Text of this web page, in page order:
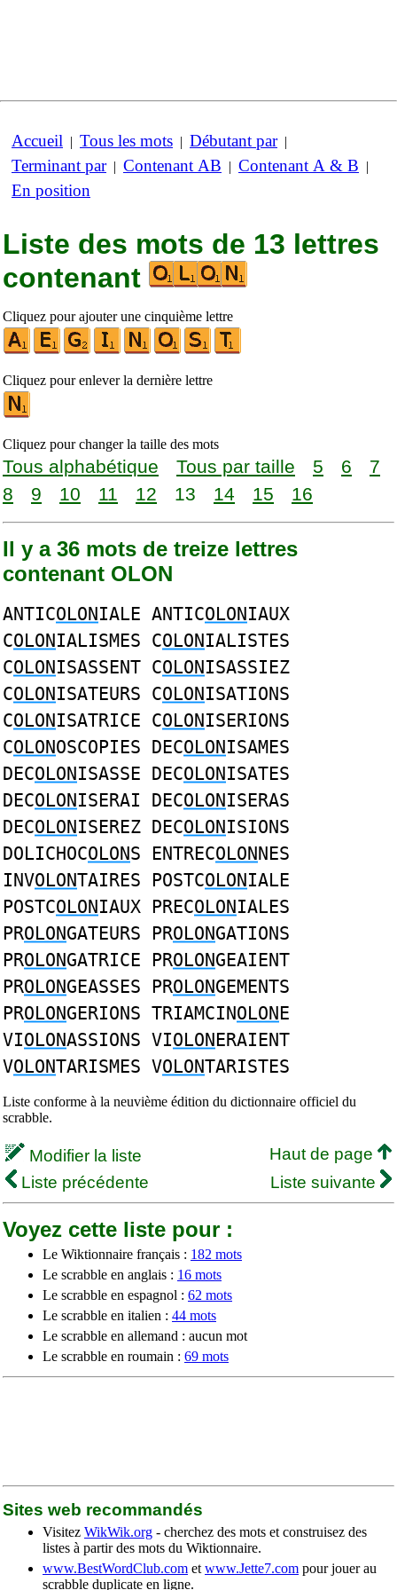
Accueil | Tous les mots | Débutant par|
Terminant par| Contenant AB | Contenant A & B |
En position
Liste des mots de 13 lettres
contenant
Cliquez pour ajouter une cinquième lettre
Cliquez pour enlever la dernière lettre
Cliquez pour changer la taille des mots
Tous alphabétique Tous par taille 5 6
7
8
9 10 11 12 13 14 15 16
Il y a 36 mots de treize lettres
contenant OLON
ANTICOLONIALE ANTICOLONIAUX
COLONIALISMES COLONIALISTES
COLONISASSENT COLONISASSIEZ
COLONISATEURS COLONISATIONS
COLONISATRICE COLONISERIONS
COLONOSCOPIES DECOLONISAMES
DECOLONISASSE DECOLONISATES
DECOLONISERAI DECOLONISERAS
DECOLONISEREZ DECOLONISIONS
DOLICHOCOLONS ENTRECOLONNES
INVOLONTAIRES POSTCOLONIALE
POSTCOLONIAUX PRECOLONIALES
PROLONGATEURS PROLONGATIONS
PROLONGATRICE PROLONGEAIENT
PROLONGEASSES PROLONGEMENTS
PROLONGERIONS TRIAMCINOLONE
VIOLONASSIONS VIOLONERAIENT
VOLONTARISMES VOLONTARISTES
Liste conforme à la neuvième édition du dictionnaire officiel du
scrabble.
Modifier la liste
Haut de page
Liste précédente
Liste suivante
Voyez cette liste pour :
Le Wiktionnaire français : 182 mots
Le scrabble en anglais : 16 mots
Le scrabble en espagnol : 62 mots
Le scrabble en italien : 44 mots
Le scrabble en allemand : aucun mot
Le scrabble en roumain : 69 mots
Sites web recommandés
Visitez WikWik.org - cherchez des mots et construisez des
listes à partir des mots du Wiktionnaire.
www.BestWordClub.com et www.Jette7.com pour jouer au
scrabble duplicate en ligne.